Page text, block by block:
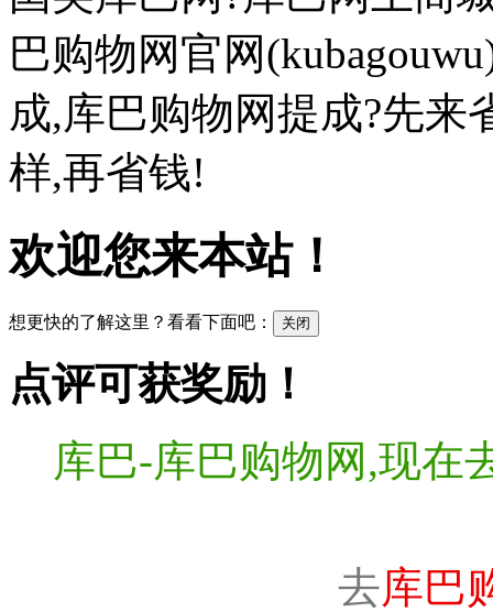
巴购物网官网
成,库巴购物网提成?先来
样,再省钱!
欢迎您来本站！
想更快的了解这里？看看下面吧： 关闭
点评可获奖励！
库巴-库巴购物网,现在
去库巴